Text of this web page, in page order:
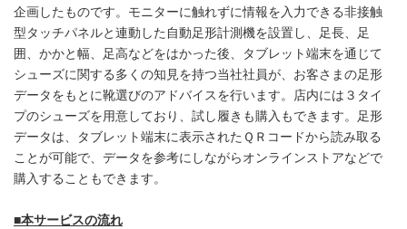
企画したものです。モニターに触れずに情報を入力できる非接触
型タッチパネルと連動した自動足形計測機を設置し、足長、足
囲、かかと幅、足高などをはかった後、タブレット端末を通じて
シューズに関する多くの知見を持つ当社社員が、お客さまの足形
データをもとに靴選びのアドバイスを行います。店内には３タイ
プのシューズを用意しており、試し履きも購入もできます。足形
データは、タブレット端末に表示されたＱＲコードから読み取る
ことが可能で、データを参考にしながらオンラインストアなどで
購入することもできます。
■本サービスの流れ